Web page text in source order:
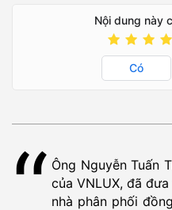
Nội dung này
Có
Ông Nguyễn Tuấn
của VNLUX, đã
nhà phân phối